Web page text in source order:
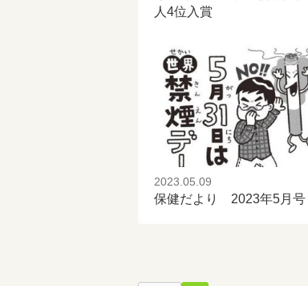
人4位入賞
2023.05.09
保健だより 2023年5月号